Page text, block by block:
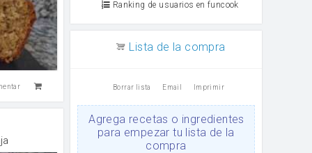
Ranking de usuarios en funcook
Lista de la compra
Borrar lista Email Imprimir
Agrega recetas o ingredientes
para empezar tu lista de la
compra